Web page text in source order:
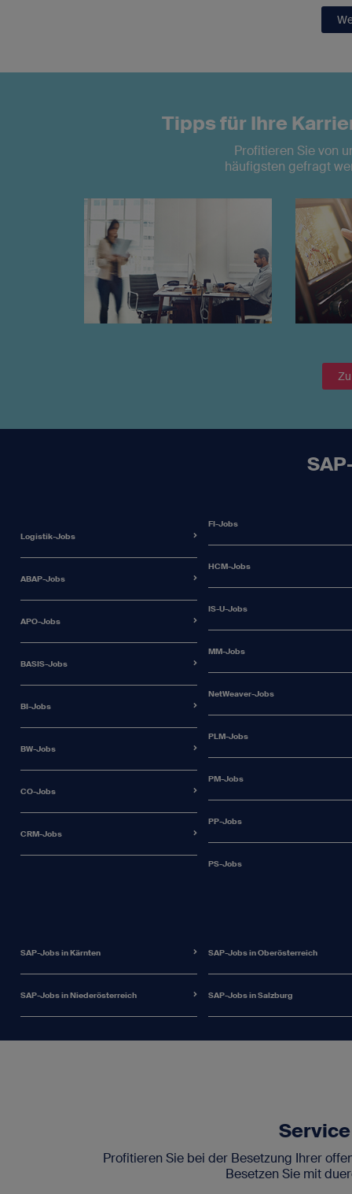
Tipps für Ihre
Profitieren Sie von
häufigsten gefragt
Logistik-Jobs
ABAP-Jobs
APO-Jobs
BASIS-Jobs
BI-Jobs
BW-Jobs
CO-Jobs
CRM-Jobs
FI-Jobs
HCM-Jobs
IS-U-Jobs
MM-Jobs
NetWeaver-Jobs
PLM-Jobs
PM-Jobs
PP-Jobs
PS-Jobs
SAP-Jobs in Kärnten
SAP-Jobs in Niederösterreich
SAP-Jobs in Oberösterreich
SAP-Jobs in Salzburg
Profitieren Sie bei der Besetzung Ihrer
Besetzen Sie mit